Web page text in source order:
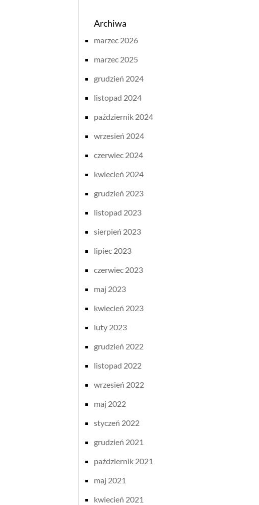
Archiwa
marzec 2026
marzec 2025
grudzień 2024
listopad 2024
październik 2024
wrzesień 2024
czerwiec 2024
kwiecień 2024
grudzień 2023
listopad 2023
sierpień 2023
lipiec 2023
czerwiec 2023
maj 2023
kwiecień 2023
luty 2023
grudzień 2022
listopad 2022
wrzesień 2022
maj 2022
styczeń 2022
grudzień 2021
październik 2021
maj 2021
kwiecień 2021